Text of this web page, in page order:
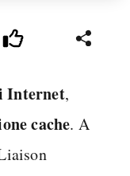
Internet,
cache. A